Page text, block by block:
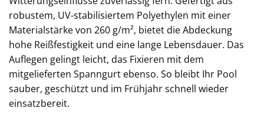
robustem, UV-stabilisiertem Polyethylen mit einer
Materialstärke von 260 g/m², bietet die Abdeckung
hohe Reißfestigkeit und eine lange Lebensdauer. Das
Auflegen gelingt leicht, das Fixieren mit dem
mitgelieferten Spanngurt ebenso. So bleibt Ihr Pool
sauber, geschützt und im Frühjahr schnell wieder
einsatzbereit.